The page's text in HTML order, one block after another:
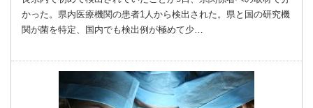
かった。県内医療機関の患者1人から検出された。県と国の研究機
関が菌を特定、国内でも検出例が極めて少…